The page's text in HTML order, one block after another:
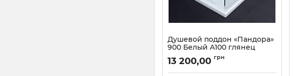
Душевой поддон «Пандора»
900 Белый А100 глянец
Артикул:131A100
13 200,00 грн